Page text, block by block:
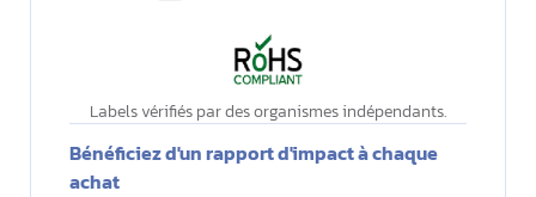
Labels vérifiés par des organismes indépendants.
Bénéficiez d'un rapport d'impact à chaque
achat